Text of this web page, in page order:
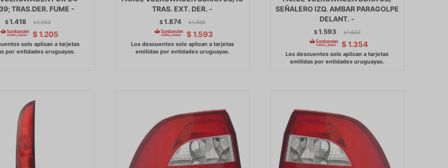
TRAS.DER. FUME -
$1.418 $ 1.453
$ 1.205
TRAS. EXT. DER. -
$1.874 $ 1.920
$ 1.593
SEÑALERO IZQ. AMBAR PARAGOLPE
DELANT. -
$1.593 $ 1.632
$ 1.354